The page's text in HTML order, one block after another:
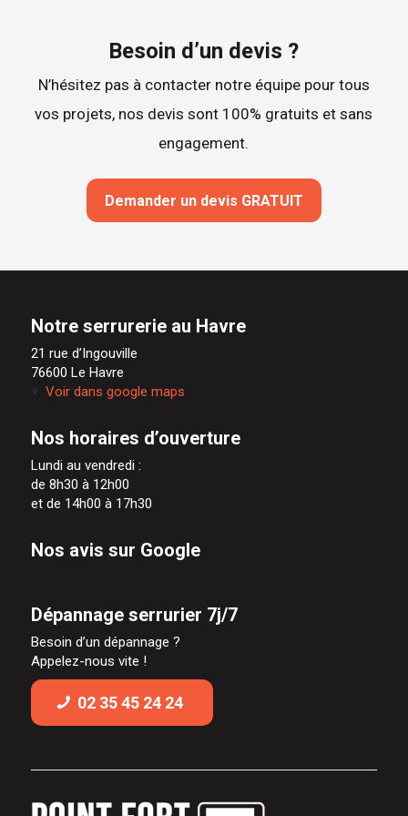
Besoin d’un devis ?
N’hésitez pas à contacter notre équipe pour tous
vos projets, nos devis sont 100% gratuits et sans
engagement.
Demander un devis GRATUIT
Notre serrurerie au Havre
21 rue d’Ingouville
76600 Le Havre
Voir dans google maps
Nos horaires d’ouverture
Lundi au vendredi :
de 8h30 à 12h00
et de 14h00 à 17h30
Nos avis sur Google
Dépannage serrurier 7j/7
Besoin d’un dépannage ?
Appelez-nous vite !
02 35 45 24 24